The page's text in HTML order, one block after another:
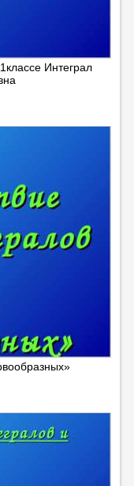
Интеграл